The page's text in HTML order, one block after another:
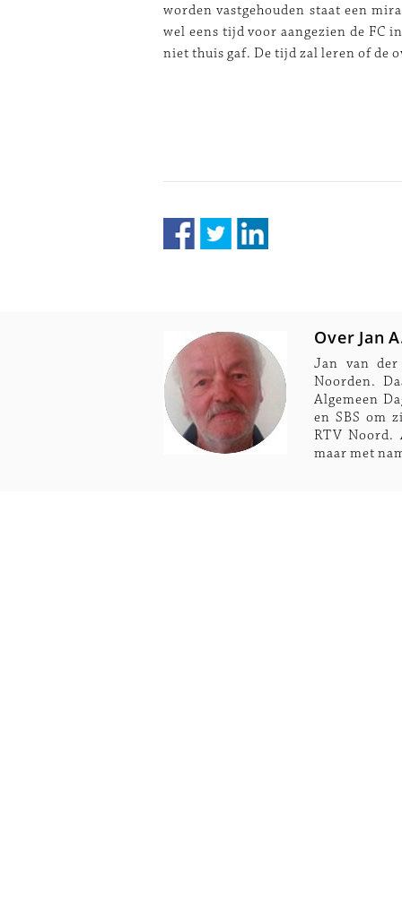
worden vastgehouden staat een
wel eens tijd voor aangezien de FC
niet thuis gaf. De tijd zal leren of de
Over Jan
Jan van
Noorden.
Algemeen
en SBS om
RTV
maar met